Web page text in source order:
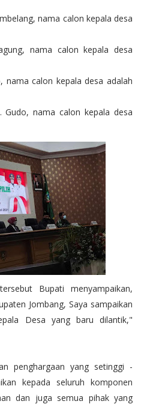
nama calon kepala desa
nama calon kepala desa
nama calon kepala desa adalah
Gudo, nama calon kepala desa
Bupati menyampaikan,
Jombang, Saya sampaikan
Desa yang baru dilantik,"
penghargaan yang setinggi -
kepada seluruh komponen
dan juga semua pihak yang